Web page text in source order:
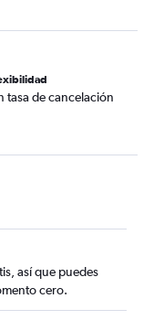
tasa de cancelación
así que puedes
cero.